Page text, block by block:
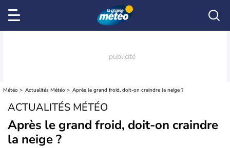
Météo Actualités Météo Après le grand froid, doit-on craindre la neige ?
ACTUALITÉS MÉTÉO
Après le grand froid, doit-on craindre
la neige ?